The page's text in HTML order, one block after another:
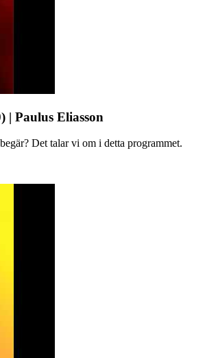
| Paulus Eliasson
Det talar vi om i detta programmet.